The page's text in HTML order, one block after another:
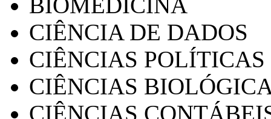
CIÊNCIA DE DADOS
CIÊNCIAS POLÍTICAS
CIÊNCIAS
CIÊNCIAS